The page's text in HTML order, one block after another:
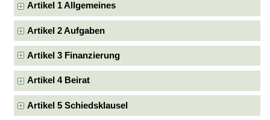
Artikel 1 Allgemeines
Artikel 2 Aufgaben
Artikel 3 Finanzierung
Artikel 4 Beirat
Artikel 5 Schiedsklausel